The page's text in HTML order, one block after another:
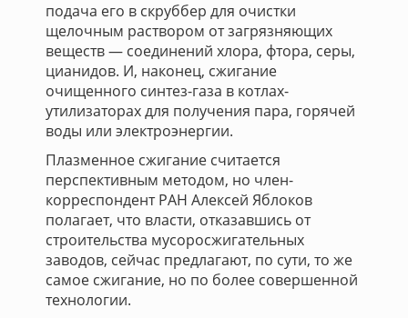
подача его в скруббер для очистки
щелочным раствором от загрязняющих
веществ — соединений хлора, фтора, серы,
цианидов. И, наконец, сжигание
очищенного синтез-газа в котлах-
утилизаторах для получения пара, горячей
воды или электроэнергии.
Плазменное сжигание считается
перспективным методом, но член-
корреспондент РАН Алексей Яблоков
полагает, что власти, отказавшись от
строительства мусоросжигательных
заводов, сейчас предлагают, по сути, то же
самое сжигание, но по более совершенной
технологии.